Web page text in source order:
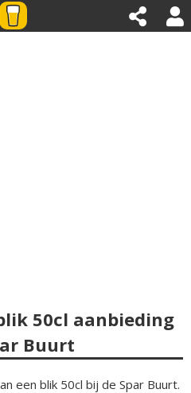
50cl aanbieding
Buurt
een blik 50cl bij de Spar Buurt.